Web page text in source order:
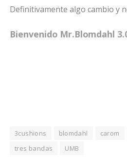
Definitivamente algo cambio y
Bienvenido Mr.Blomdahl
3cushions blomdahl carom
tres bandas
UMB